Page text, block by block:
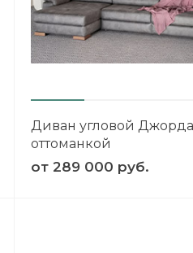
Диван угловой
оттоманкой
от289 000 руб.